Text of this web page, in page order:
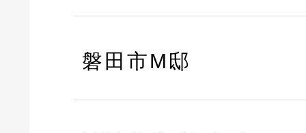
磐田市M邸